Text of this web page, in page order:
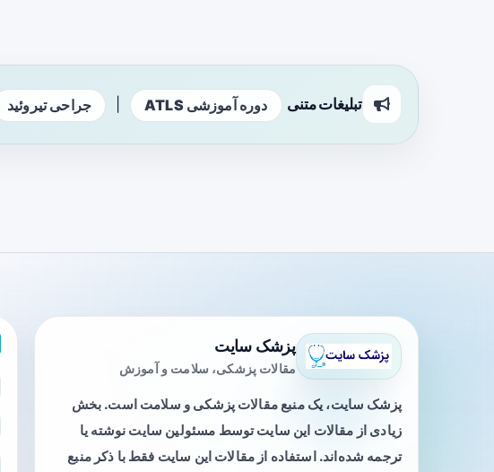
تبلیغات متنی دوره آموزشی ATLS جراحی تیروئید
پزشک سایت
مقالات پزشکی، سلامت و آموزش
پزشک سایت، یک منبع مقالات پزشکی و سلامت است. بخش
زیادی از مقالات این سایت توسط مسئولین سایت نوشته یا
ترجمه شده‌اند. استفاده از مقالات این سایت فقط با ذکر منبع